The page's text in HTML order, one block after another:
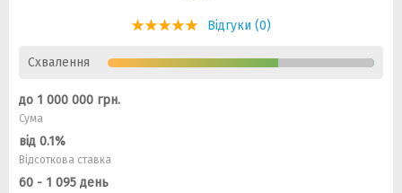
Відгуки (0)
Схвалення
до 1 000 000 грн.
Сума
від 0.1%
Відсоткова ставка
60 - 1 095 день